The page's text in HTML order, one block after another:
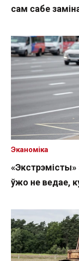
сам сабе
ўжо не ведае,
Эканоміка